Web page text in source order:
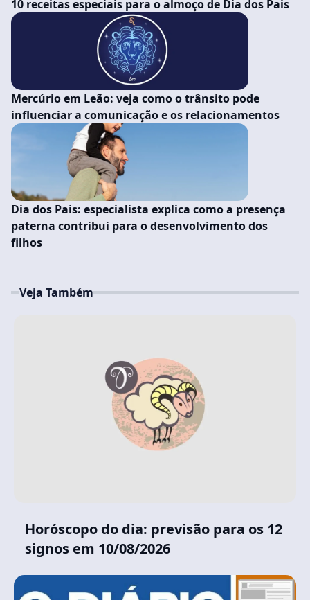
10 receitas especiais para o almoço de Dia dos Pais
Mercúrio em Leão: veja como o trânsito pode
influenciar a comunicação e os relacionamentos
Dia dos Pais: especialista explica como a presença
paterna contribui para o desenvolvimento dos
filhos
Veja Também
Horóscopo do dia: previsão para os 12
signos em 10/08/2026